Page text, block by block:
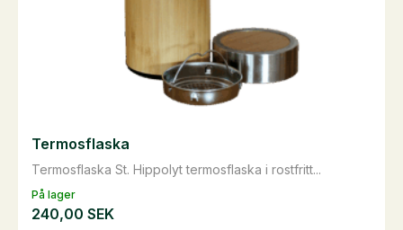
På lager
Termosflaska St. Hippolyt termosflaska i rostfritt...
Termosflaska
240,00 SEK